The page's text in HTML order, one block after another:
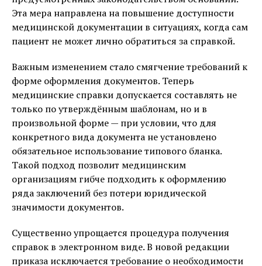
Эта мера направлена на повышение доступности
медицинской документации в ситуациях, когда сам
пациент не может лично обратиться за справкой.
Важным изменением стало смягчение требований к
форме оформления документов. Теперь
медицинские справки допускается составлять не
только по утверждённым шаблонам, но и в
произвольной форме — при условии, что для
конкретного вида документа не установлено
обязательное использование типового бланка.
Такой подход позволит медицинским
организациям гибче подходить к оформлению
ряда заключений без потери юридической
значимости документов.
Существенно упрощается процедура получения
справок в электронном виде. В новой редакции
приказа исключается требование о необходимости